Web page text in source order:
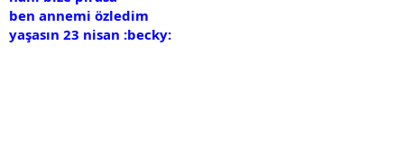
ben annemi özledim
yaşasın 23 nisan :becky: